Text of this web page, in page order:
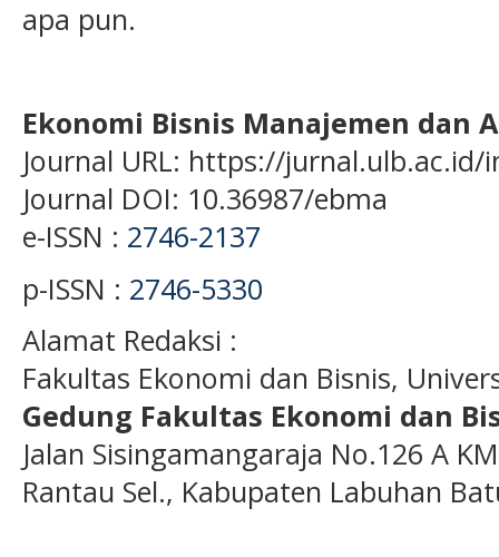
apa pun.
Ekonomi Bisnis Manajemen dan
Journal URL: https://
Journal DOI: 10.36987/ebma
e-ISSN : 2746-2137
p-ISSN : 2746-5330
Alamat Redaksi :
Fakultas Ekonomi dan Bisnis,
Gedung Fakultas Ekonomi dan
Jalan Sisingamangaraja No.126 A
Rantau Sel., Kabupaten Labuhan